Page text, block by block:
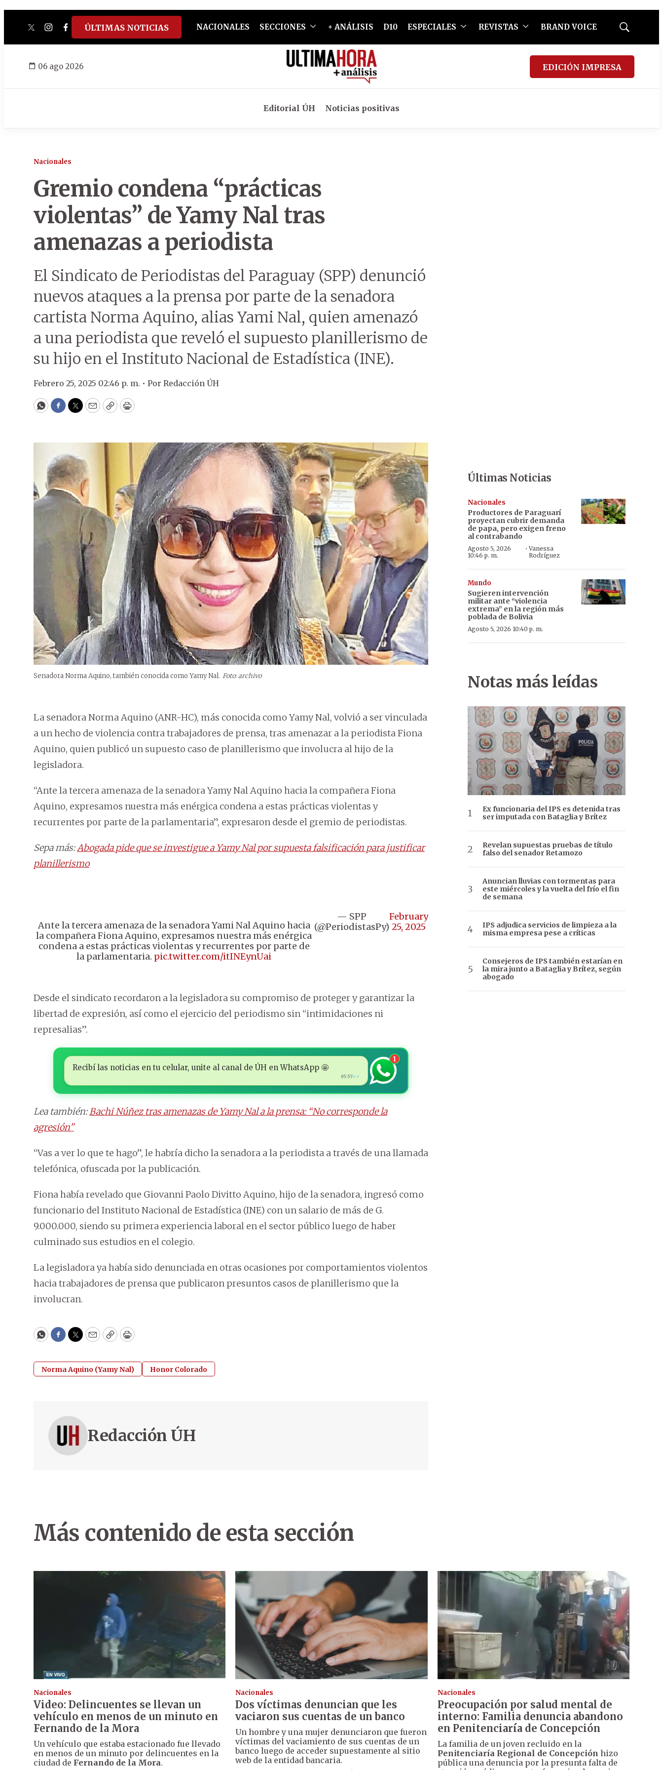
twitterinstagram
facebook
tiktokyoutube
spotify
ÚLTIMAS NOTICIAS NACIONALES SECCIONES + ANÁLISIS D10 ESPECIALES REVISTAS BRAND VOICE
Mostrar
06 ago 2026 EDICIÓN IMPRESA
Editorial ÚH Noticias positivas
Nacionales
Gremio condena “prácticas
violentas” de Yamy Nal tras
amenazas a periodista
El Sindicato de Periodistas del Paraguay (SPP) denunció
nuevos ataques a la prensa por parte de la senadora
cartista Norma Aquino, alias Yami Nal, quien amenazó
a una periodista que reveló el supuesto planillerismo de
su hijo en el Instituto Nacional de Estadística (INE).
Febrero 25, 2025 02:46 p. m. • Por Redacción ÚH
WhatsApp
Facebook
Twitter
EmailCopyPrint
Senadora Norma Aquino, también conocida como Yamy Nal. Foto: archivo
La senadora Norma Aquino (ANR-HC), más conocida como Yamy Nal, volvió a ser vinculada
a un hecho de violencia contra trabajadores de prensa, tras amenazar a la periodista Fiona
Aquino, quien publicó un supuesto caso de planillerismo que involucra al hijo de la
legisladora.
“Ante la tercera amenaza de la senadora Yamy Nal Aquino hacia la compañera Fiona
Aquino, expresamos nuestra más enérgica condena a estas prácticas violentas y
recurrentes por parte de la parlamentaria”, expresaron desde el gremio de periodistas.
Sepa más:Abogada pide que se investigue a Yamy Nal por supuesta falsificación para justificar
planillerismo
Ante la tercera amenaza de la senadora Yami Nal Aquino hacia
la compañera Fiona Aquino, expresamos nuestra más enérgica
condena a estas prácticas violentas y recurrentes por parte de
la parlamentaria. pic.twitter.com/itINEynUai
— SPP
(@PeriodistasPy)
February
25, 2025
Desde el sindicato recordaron a la legisladora su compromiso de proteger y garantizar la
libertad de expresión, así como el ejercicio del periodismo sin “intimidaciones ni
represalias”.
Recibí las noticias en tu celular, unite al canal de ÚH en WhatsApp 🤩
05:57✓✓
1
Lea también:Bachi Núñez tras amenazas de Yamy Nal a la prensa: “No corresponde la
agresión”
“Vas a ver lo que te hago”, le habría dicho la senadora a la periodista a través de una llamada
telefónica, ofuscada por la publicación.
Fiona había revelado que Giovanni Paolo Divitto Aquino, hijo de la senadora, ingresó como
funcionario del Instituto Nacional de Estadística (INE) con un salario de más de G.
9.000.000, siendo su primera experiencia laboral en el sector público luego de haber
culminado sus estudios en el colegio.
La legisladora ya había sido denunciada en otras ocasiones por comportamientos violentos
hacia trabajadores de prensa que publicaron presuntos casos de planillerismo que la
involucran.
WhatsApp
Facebook
Twitter
EmailCopyPrint
Norma Aquino (Yamy Nal) Honor Colorado
Redacción ÚH
Últimas Noticias
Nacionales
Productores de Paraguarí
proyectan cubrir demanda
de papa, pero exigen freno
al contrabando
Agosto 5, 2026
10:46 p. m.
·Vanessa
Rodríguez
Mundo
Sugieren intervención
militar ante “violencia
extrema” en la región más
poblada de Bolivia
Agosto 5, 2026 10:40 p. m.
Notas más leídas
Ex funcionaria del IPS es detenida tras
ser imputada con Bataglia y Brítez
Revelan supuestas pruebas de título
falso del senador Retamozo
Anuncian lluvias con tormentas para
este miércoles y la vuelta del frío el fin
de semana
IPS adjudica servicios de limpieza a la
misma empresa pese a críticas
Consejeros de IPS también estarían en
la mira junto a Bataglia y Brítez, según
abogado
Más contenido de esta sección
Nacionales
Video: Delincuentes se llevan un
vehículo en menos de un minuto en
Fernando de la Mora
Un vehículo que estaba estacionado fue llevado
en menos de un minuto por delincuentes en la
ciudad de Fernando de la Mora.
Nacionales
Dos víctimas denuncian que les
vaciaron sus cuentas de un banco
Un hombre y una mujer denunciaron que fueron
víctimas del vaciamiento de sus cuentas de un
banco luego de acceder supuestamente al sitio
web de la entidad bancaria.
Nacionales
Preocupación por salud mental de
interno: Familia denuncia abandono
en Penitenciaría de Concepción
La familia de un joven recluido en la
Penitenciaría Regional de Concepción hizo
pública una denuncia por la presunta falta de